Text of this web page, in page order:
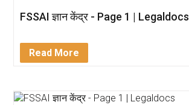
FSSAI ज्ञान केंद्र - Page 1 | Legaldocs
Read More